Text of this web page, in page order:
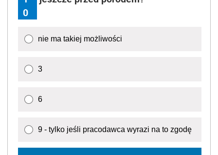
0
nie ma takiej możliwości
3
6
9 - tylko jeśli pracodawca wyrazi na to zgodę